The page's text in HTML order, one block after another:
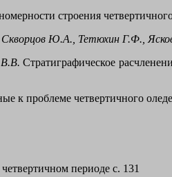
строения
Ю.А., Тетюхин Г.Ф.,
Стратиграфическое
к проблеме четвертичного
периоде с. 131